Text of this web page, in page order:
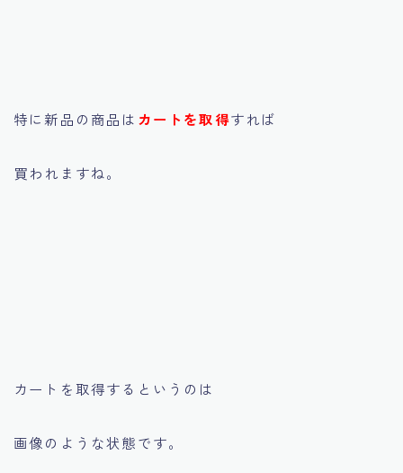
特に新品の商品は カートを取得すれば
買われますね。
カートを取得するというのは
画像のような状態です。